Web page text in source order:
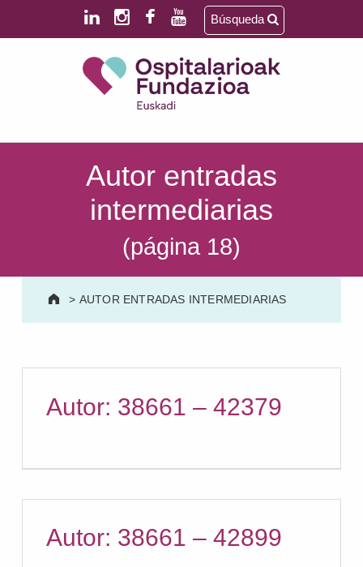
Saltar al contenido principal
SALUD MENTAL | DISCAPACIDAD INTELECTUAL | NEURORREHABILITACIÓN Y DAÑO CEREBRAL | PERSONA MAYOR
Búsqueda
Autor entradas
intermediarias
(página 18)
> AUTOR ENTRADAS INTERMEDIARIAS
Autor: 38661 – 42379
Autor: 38661 – 42899